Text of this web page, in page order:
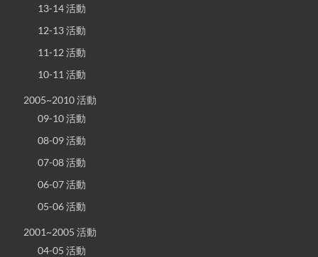
13-14 活動
12-13 活動
11-12 活動
10-11 活動
2005~2010 活動
09-10 活動
08-09 活動
07-08 活動
06-07 活動
05-06 活動
2001~2005 活動
04-05 活動